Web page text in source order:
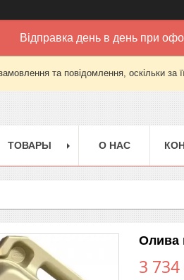
Відправка день в день при
та повідомлення, оскільки
ТОВАРЫ О НАС
Олива
3 734